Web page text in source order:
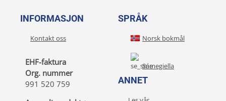
INFORMASJON
Kontakt oss
EHF-faktura
Org. nummer
991 520 759
SPRÅK
Norsk bokmål
Sámegiella
ANNET